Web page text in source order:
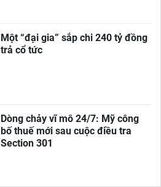
Một “đại gia” sắp chi 240 tỷ đồng
trả cổ tức
Dòng chảy vĩ mô 24/7: Mỹ công
bố thuế mới sau cuộc điều tra
Section 301